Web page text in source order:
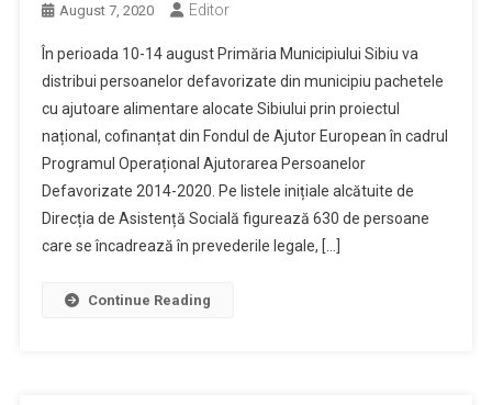
August 7, 2020 Editor
În perioada 10-14 august Primăria Municipiului Sibiu va
distribui persoanelor defavorizate din municipiu pachetele
cu ajutoare alimentare alocate Sibiului prin proiectul
național, cofinanțat din Fondul de Ajutor European în cadrul
Programul Operațional Ajutorarea Persoanelor
Defavorizate 2014-2020. Pe listele inițiale alcătuite de
Direcția de Asistență Socială figurează 630 de persoane
care se încadrează în prevederile legale, […]
Continue Reading